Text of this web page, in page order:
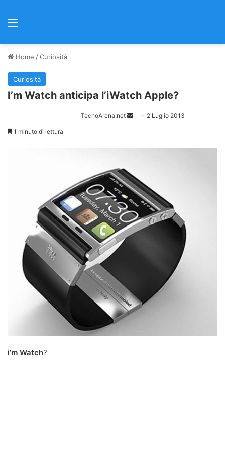
Home /Curiosità
Curiosità
I’m Watch anticipa l’iWatch Apple?
TecnoArena.net
u
n
'
e
m
2 Luglio 2013
1 minuto di lettura
i’m Watch?